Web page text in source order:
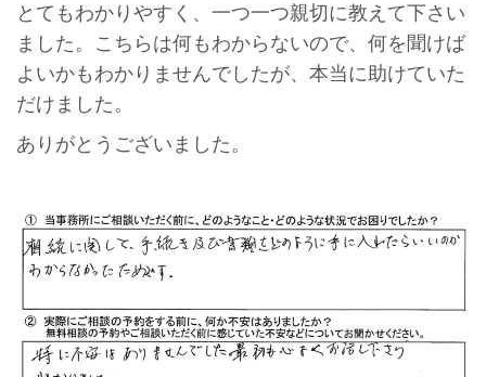
とてもわかりやすく、一つ一つ親切に教えて下さい
ました。こちらは何もわからないので、何を聞けば
よいかもわかりませんでしたが、本当に助けていた
だけました。
ありがとうございました。